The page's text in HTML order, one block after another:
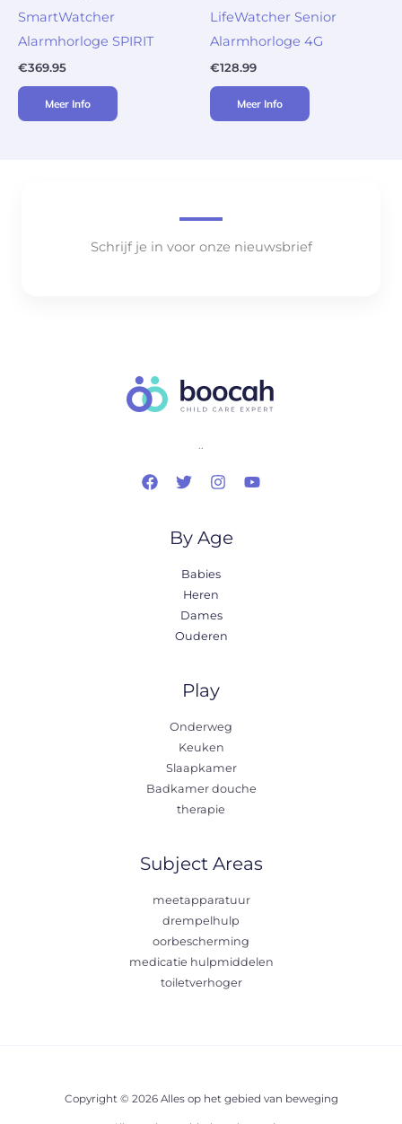
SmartWatcher
Alarmhorloge SPIRIT
€369.95
Meer Info
LifeWatcher Senior
Alarmhorloge 4G
€128.99
Meer Info
Schrijf je in voor onze nieuwsbrief
..
By Age
Babies
Heren
Dames
Ouderen
Play
Onderweg
Keuken
Slaapkamer
Badkamer douche
therapie
Subject Areas
meetapparatuur
drempelhulp
oorbescherming
medicatie hulpmiddelen
toiletverhoger
Copyright © 2026 Alles op het gebied van beweging